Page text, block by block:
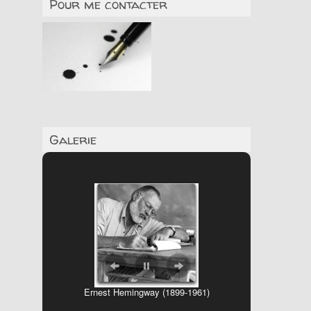
Pour me contacter
Galerie
Ernest Hemingway (1899-1961)